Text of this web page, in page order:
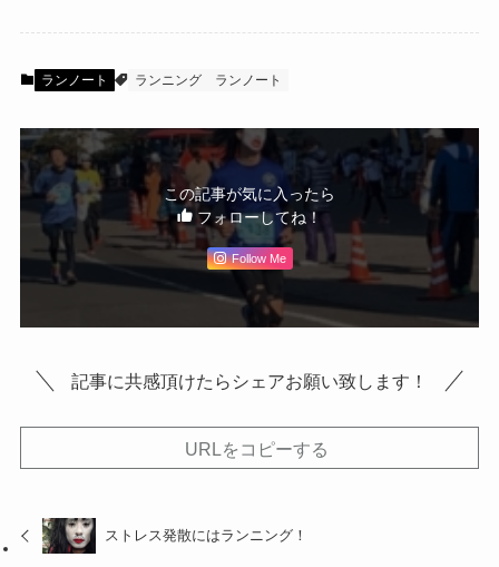
ランノート ランニング ランノート
この記事が気に入ったら
フォローしてね！
Follow Me
記事に共感頂けたらシェアお願い致します！
URLをコピーする
ストレス発散にはランニング！